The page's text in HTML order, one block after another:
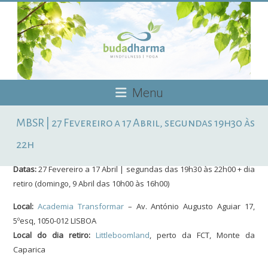
content
Yoga
Menu
MBSR | 27 Fevereiro a 17 Abril, segundas 19h30 às
22h
Datas:27 Fevereiro a 17 Abril | segundas das 19h30 às 22h00 + dia
retiro (domingo, 9 Abril das 10h00 às 16h00)
Local: Academia Transformar– Av. António Augusto Aguiar 17,
5ºesq, 1050-012 LISBOA
Local do dia retiro: Littleboomland, perto da FCT, Monte da
Caparica